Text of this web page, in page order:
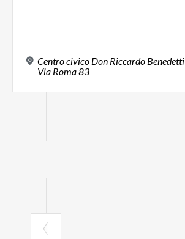
Centro civico Don Riccardo Benedetti
Via Roma 83